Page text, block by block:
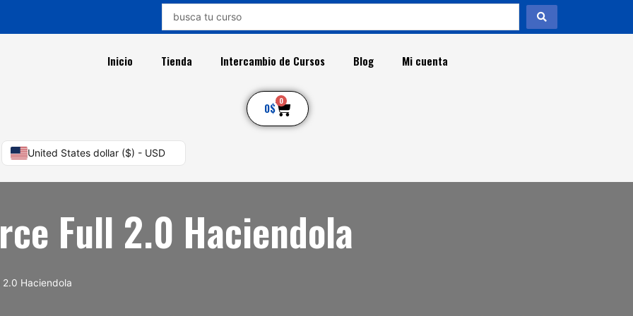
Search
...
Inicio Tienda Intercambio de Cursos Blog Mi cuenta
0$ 0 Cart
United States dollar ($) - USD
Full 2.0 Haciendola
2.0 Haciendola